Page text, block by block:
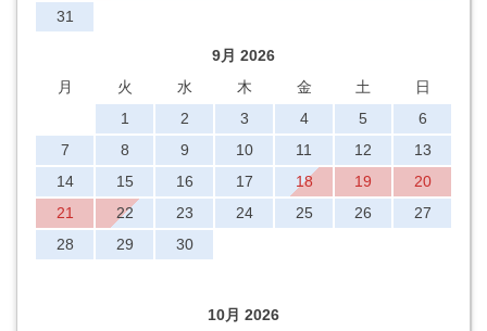
31
9月 2026
月
火 水 木 金 土
日
1
2 3 4 5
6
7
8 9 10 11 12
13
14
15 16 17 18 19
20
21
22 23 24 25 26
27
28
29 30
10月 2026